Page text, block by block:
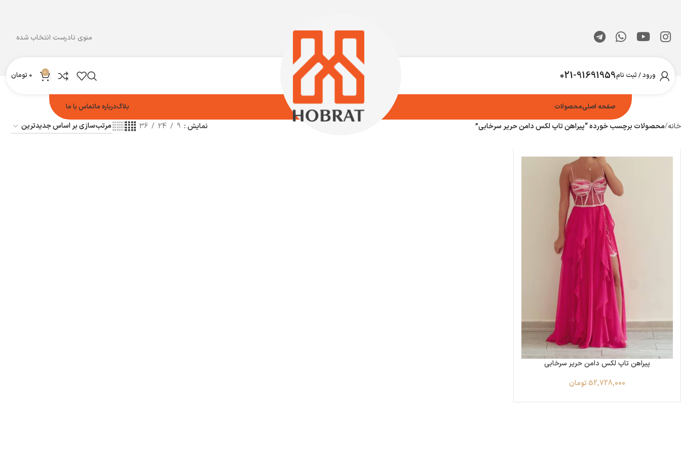
منوی نادرست انتخاب شده
ورود / ثبت نام021-91691959
0
0 تومان
صفحه اصلیمحصولات بلاگدرباره ماتماس با ما
خانه محصولات برچسب خورده “پیراهن تاپ لکس دامن حریر سرخابی” نمایش 9
24
36
پیراهن تاپ لکس دامن حریر سرخابی
52,728,000 تومان